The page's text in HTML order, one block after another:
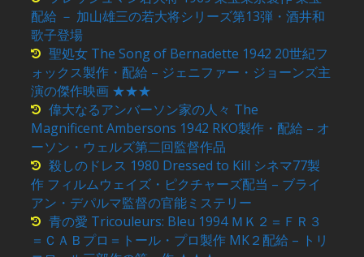
配給 － 加山雄三の若大将シリーズ第13弾・酒井和
歌子登場
聖処女 The Song of Bernadette 1942 20世紀フ
ォックス製作・配給 – ジェニファー・ジョーンズ主
演の傑作映画 ★★★
偉大なるアンバーソン家の人々 The
Magnificent Ambersons 1942 RKO製作・配給 – オ
ーソン・ウェルズ第二回監督作品
殺しのドレス 1980 Dressed to Kill シネマ77製
作 フィルムウェイズ・ピクチャーズ配当 – ブライ
アン・デパルマ監督の官能ミステリー
青の愛 Tricouleurs: Bleu 1994 ＭＫ２＝ＦＲ３
＝ＣＡＢプロ＝トール・プロ製作 MK２配給 – トリ